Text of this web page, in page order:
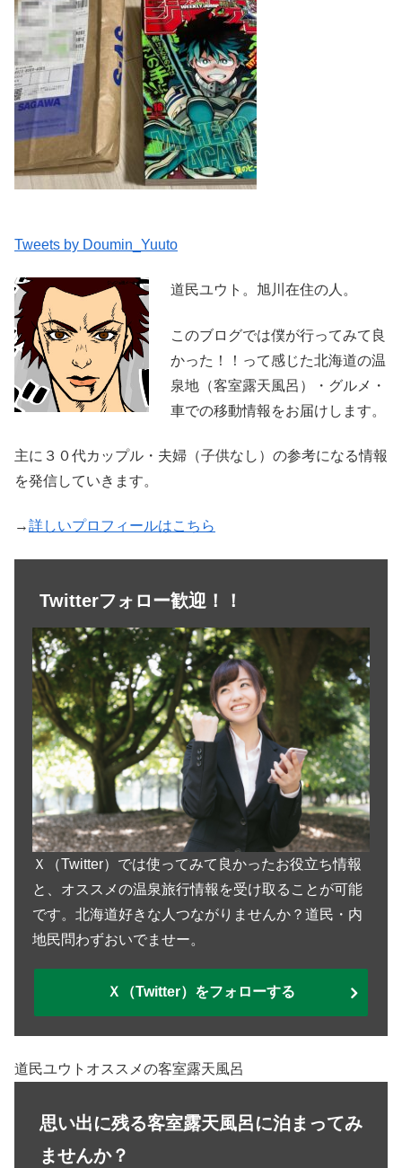
Tweets by Doumin_Yuuto
道民ユウト。旭川在住の人。
このブログでは僕が行ってみて良
かった！！って感じた北海道の温
泉地（客室露天風呂）・グルメ・
車での移動情報をお届けします。
主に３０代カップル・夫婦（子供なし）の参考になる情報
を発信していきます。
→詳しいプロフィールはこちら
Twitterフォロー歓迎！！
Ｘ（Twitter）では使ってみて良かったお役立ち情報
と、オススメの温泉旅行情報を受け取ることが可能
です。北海道好きな人つながりませんか？道民・内
地民問わずおいでませー。
Ｘ（Twitter）をフォローする
道民ユウトオススメの客室露天風呂
思い出に残る客室露天風呂に泊まってみ
ませんか？